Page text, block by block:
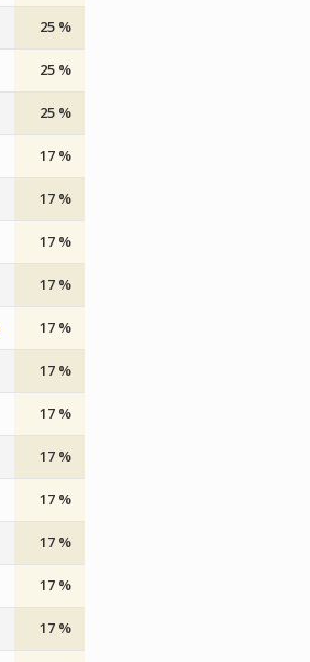
25 %
25 %
25 %
17 %
17 %
17 %
17 %
17 %
17 %
17 %
17 %
17 %
17 %
17 %
17 %